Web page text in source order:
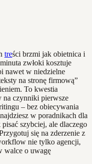
treści brzmi jak obietnica i
zwłoki kosztuje
nawet w niedzielne
na stronę firmową”
To kwestia
na czynniki pierwsze
– bez obiecywania
w poradnikach dla
szybciej, ale dlaczego
się na zderzenie z
nie tylko agencji,
walce o uwagę